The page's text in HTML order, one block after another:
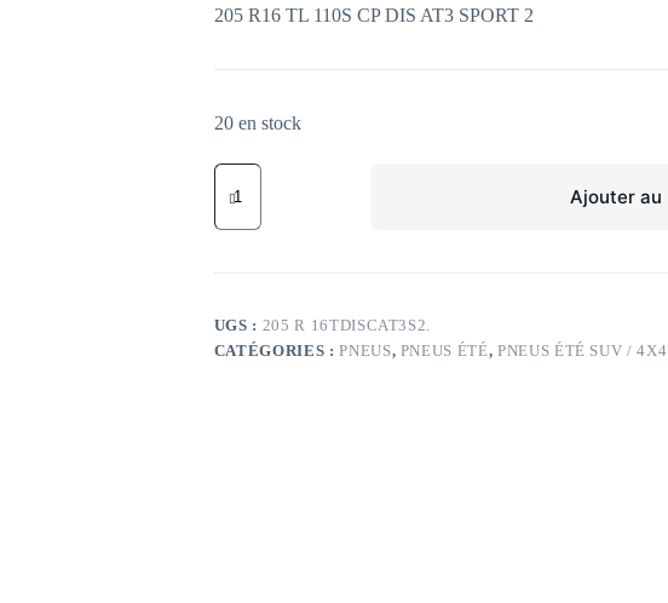
205 R16 TL 110S CP DIS AT3 SPORT 2
20 en stock
quantité
de
R16
110S
DIS
AT3
SPORT
Ajouter au
UGS : 205 R 16TDISCAT3S2.
CATÉGORIES :PNEUS, PNEUS ÉTÉ, PNEUS ÉTÉ SUV / 4X4